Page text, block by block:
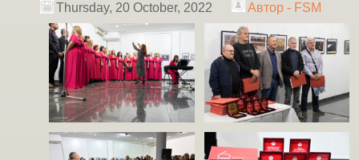
Thursday, 20 October, 2022 Автор - FSM